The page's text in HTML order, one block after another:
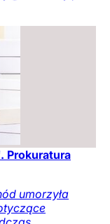
Prokuratura
umorzyła